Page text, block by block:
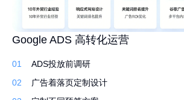
高转化外贸建站 持续获取询盘
01
先策划，再建站
02
定制建站系统，灵活易用
Google ADS 高转化运营
01
ADS投放前调研
02
广告着落页定制设计
外贸网站 Google SEO 白帽排名优化
01
行业调研了解产品
02
筛选合适的关键词排名